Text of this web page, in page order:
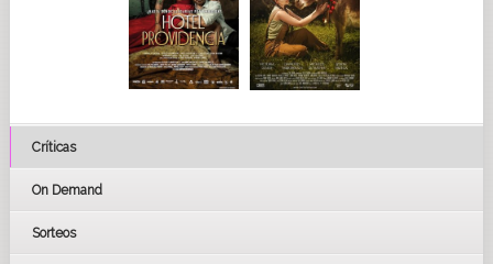
Críticas
On Demand
Sorteos